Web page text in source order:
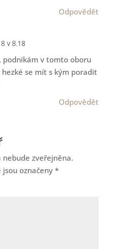
Odpovědět
v 8.18
podnikám v tomto oboru
se mít s kým poradit
Odpovědět
nebude zveřejněna.
označeny *